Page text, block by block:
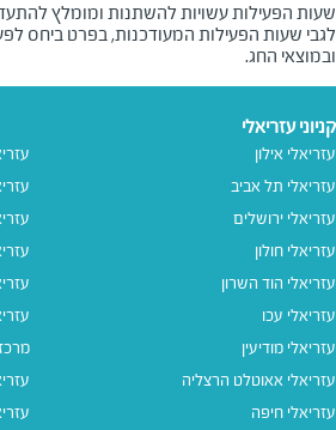
שעות הפעילות עשויות להשתנות ומומלץ
לגבי שעות הפעילות המעודכנות, בפרט ביחס
ובמוצאי החג.
קניוני עזריאלי
עזריאלי אילון
עזריאלי תל אביב
עזריאלי ירושלים
עזריאלי חולון
עזריאלי הוד השרון
עזריאלי עכו
עזריאלי מודיעין
עזריאלי אאוטלט הרצליה
עזריאלי חיפה